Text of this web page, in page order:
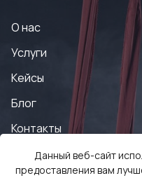
О нас
Услуги
Кейсы
Блог
Контакты
Данный веб-сайт
предоставления вам